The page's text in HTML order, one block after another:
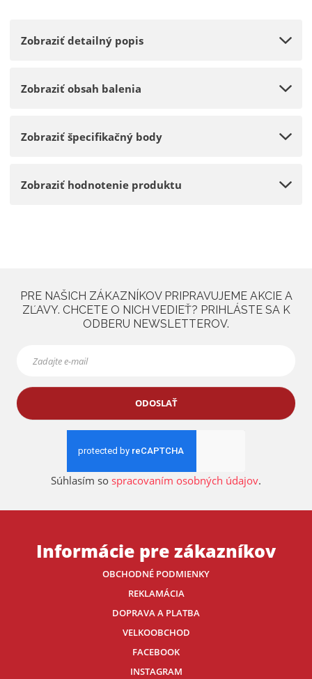
v
o
Zobraziť detailný popis
Zobraziť obsah balenia
Zobraziť špecifikačný body
Zobraziť hodnotenie produktu
PRE NAŠICH ZÁKAZNÍKOV PRIPRAVUJEME AKCIE A
ZĽAVY. CHCETE O NICH VEDIEŤ? PRIHLÁSTE SA K
ODBERU NEWSLETTEROV.
ODOSLAŤ
Súhlasím so spracovaním osobných údajov.
Informácie pre zákazníkov
OBCHODNÉ PODMIENKY
REKLAMÁCIA
DOPRAVA A PLATBA
VELKOOBCHOD
FACEBOOK
INSTAGRAM